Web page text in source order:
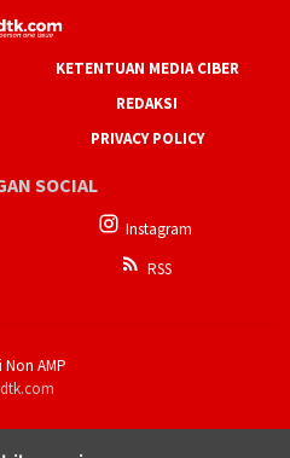
KETENTUAN MEDIA CIBER
REDAKSI
PRIVACY POLICY
SOCIAL
Instagram
RSS
Non AMP